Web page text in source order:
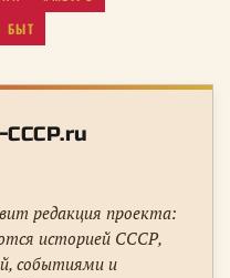
БЫТ
редакция проекта:
историей СССР,
событиями и